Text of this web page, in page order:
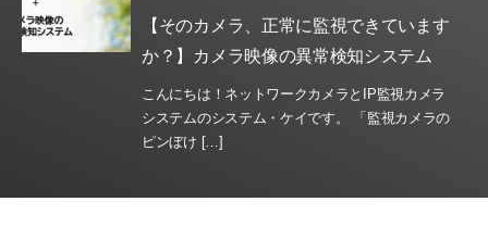
【そのカメラ、正常に監視できています
か？】カメラ映像の異常検知システム
こんにちは！ネットワークカメラとIP監視カメラ
システムのシステム・ケイです。 「監視カメラの
ピンぼけ […]